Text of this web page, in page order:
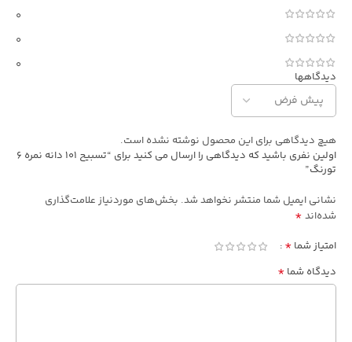
0
0
0
دیدگاهها
هیچ دیدگاهی برای این محصول نوشته نشده است.
اولین نفری باشید که دیدگاهی را ارسال می کنید برای “تسبیح 101 دانه نمره 6
تورنگ”
نشانی ایمیل شما منتشر نخواهد شد. بخش‌های موردنیاز علامت‌گذاری
شده‌اند *
امتیاز شما *
دیدگاه شما *